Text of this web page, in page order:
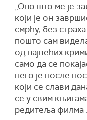
„Оно што ме је
који је он
смрћу, без
пошто сам
од највећих
само да се
него је после
који се слави
се у свим
редитеља